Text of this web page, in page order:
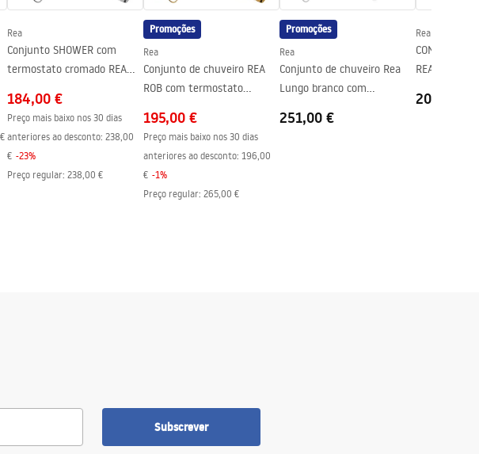
Rea
Conjunto SHOWER com
termostato cromado REA
184,00 €
Preço mais baixo nos 30 dias
anteriores ao desconto: 238,00
€ -23%
Preço regular: 238,00 €
Promoções
Rea
Conjunto de chuveiro REA
ROB com termostato
195,00 €
Preço mais baixo nos 30 dias
anteriores ao desconto: 196,00
€ -1%
Preço regular: 265,00 €
Promoções
Rea
Conjunto de chuveiro Rea
Lungo branco com
251,00 €
Rea
CONJUNTO
REA HELIX
205,00 €
Subscrever